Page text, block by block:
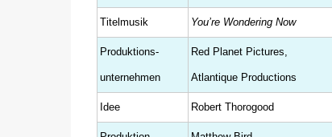
Titelmusik You’re Wondering Now
Produktions-
unternehmen
Red Planet Pictures,
Atlantique Productions
Idee Robert Thorogood